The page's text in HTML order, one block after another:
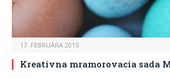
17. FEBRUÁRA 2015
Kreatívna mramorovacia sada